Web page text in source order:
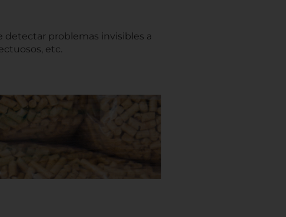
detectar problemas invisibles a
etc.